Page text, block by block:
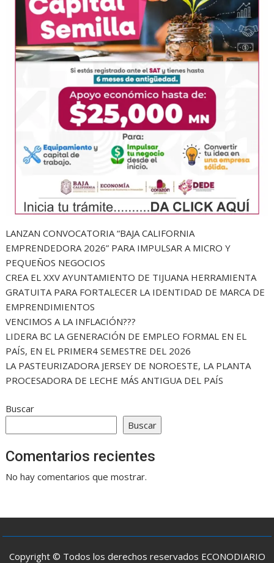
LANZAN CONVOCATORIA “BAJA CALIFORNIA
EMPRENDEDORA 2026” PARA IMPULSAR A MICRO Y
PEQUEÑOS NEGOCIOS
CREA EL XXV AYUNTAMIENTO DE TIJUANA HERRAMIENTA
GRATUITA PARA FORTALECER LA IDENTIDAD DE MARCA DE
EMPRENDIMIENTOS
VENCIMOS A LA INFLACIÓN???
LIDERA BC LA GENERACIÓN DE EMPLEO FORMAL EN EL
PAÍS, EN EL PRIMER4 SEMESTRE DEL 2026
LA PASTEURIZADORA JERSEY DE NOROESTE, LA PLANTA
PROCESADORA DE LECHE MÁS ANTIGUA DEL PAÍS
Buscar
Buscar
Comentarios recientes
No hay comentarios que mostrar.
Copyright © Todos los derechos reservados ECONODIARIO